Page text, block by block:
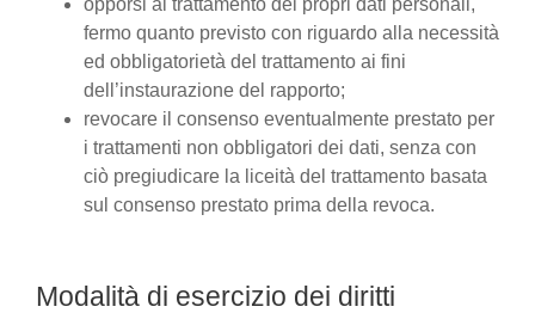
opporsi al trattamento dei propri dati personali,
fermo quanto previsto con riguardo alla necessità
ed obbligatorietà del trattamento ai fini
dell’instaurazione del rapporto;
revocare il consenso eventualmente prestato per
i trattamenti non obbligatori dei dati, senza con
ciò pregiudicare la liceità del trattamento basata
sul consenso prestato prima della revoca.
Modalità di esercizio dei diritti